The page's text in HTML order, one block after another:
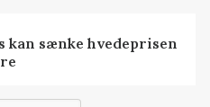
kan sænke hvedeprisen